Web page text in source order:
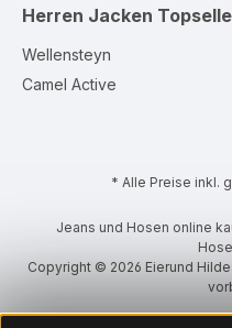
Herren Jacken
Wellensteyn
Camel Active
* Alle Preise inkl.
Jeans und Hosen online
Copyright © 2026 Eierund